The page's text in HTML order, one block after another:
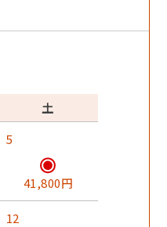
ます。
土
5
41,800円
12